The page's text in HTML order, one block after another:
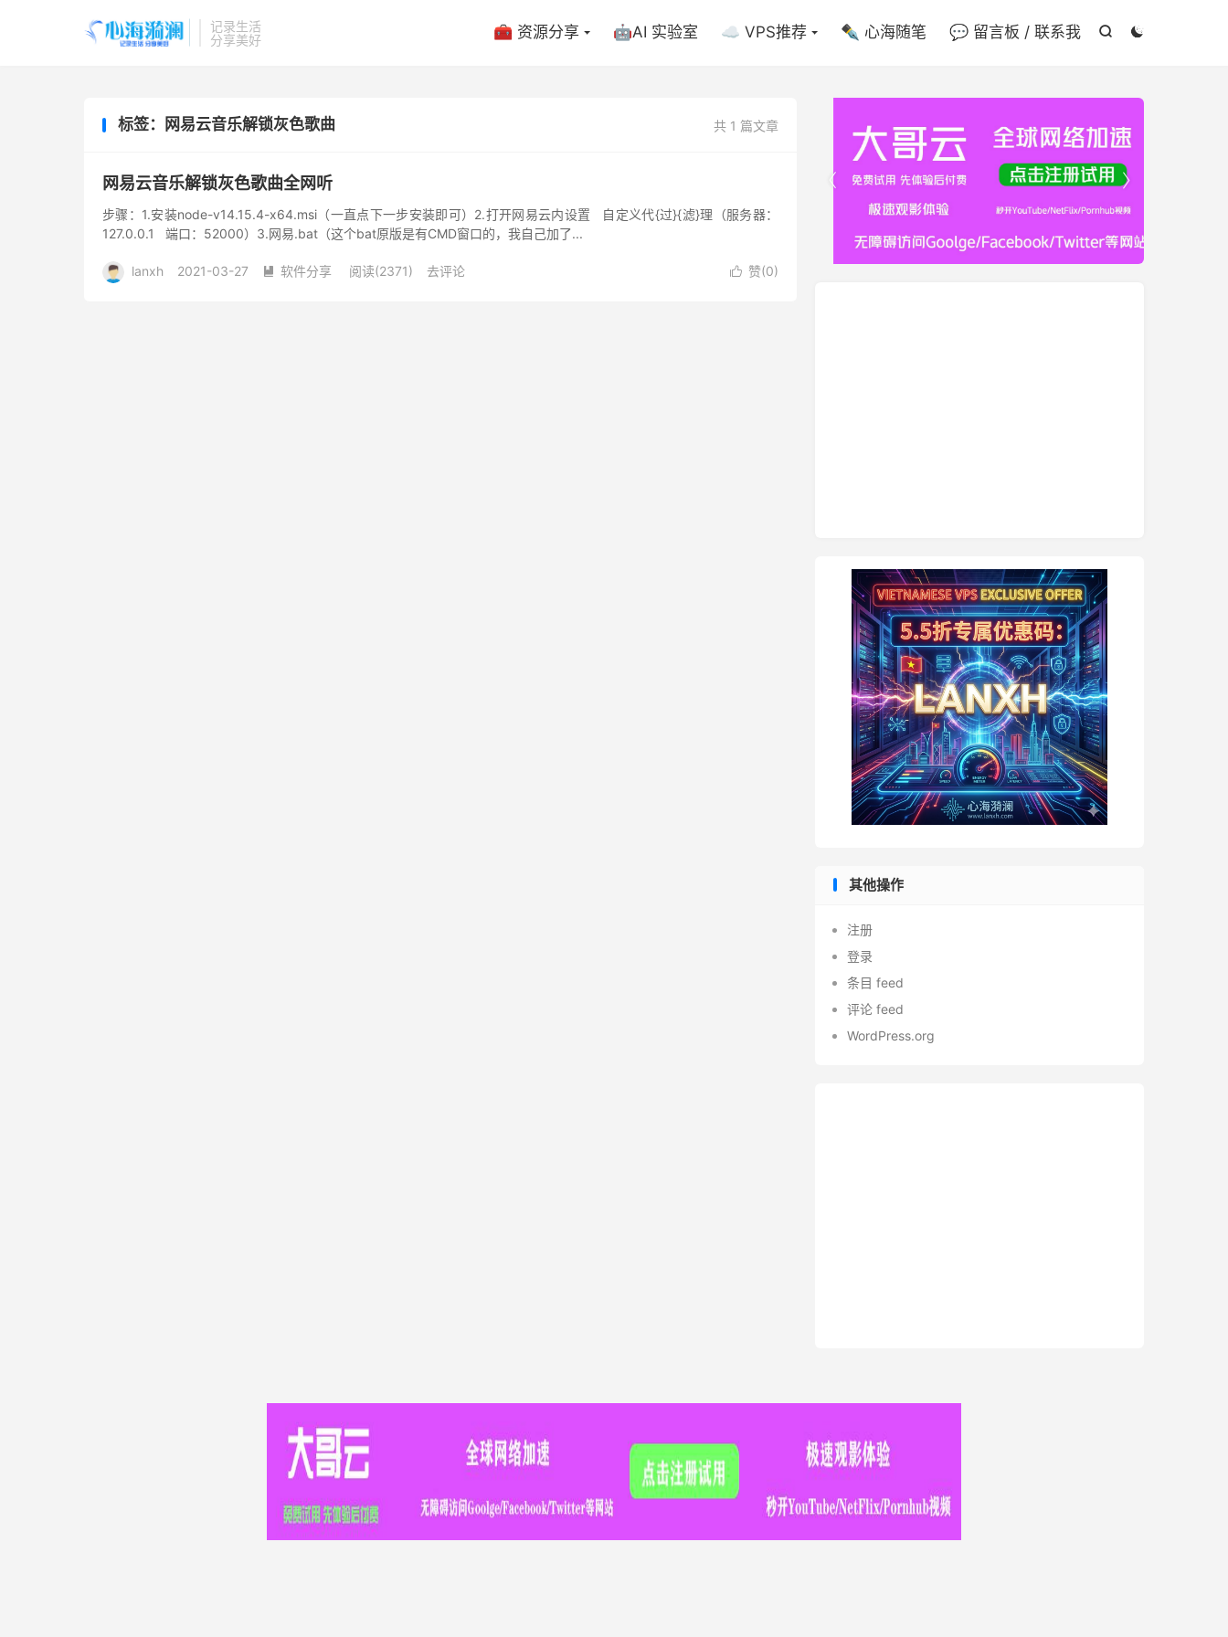
记录生活
分享美好


🧰 资源分享 🤖AI 实验室 ☁️ VPS推荐 ✒️ 心海随笔 💬 留言板 / 联系我
共 1 篇文章
标签：网易云音乐解锁灰色歌曲
网易云音乐解锁灰色歌曲全网听
步骤：1.安装node-v14.15.4-x64.msi（一直点下一步安装即可）2.打开网易云内设置 自定义代{过}{滤}理（服务器：
127.0.0.1 端口：52000）3.网易.bat（这个bat原版是有CMD窗口的，我自己加了...
 赞(0)
lanxh 2021-03-27  软件分享 阅读(2371) 去评论


其他操作
注册
登录
条目 feed
评论 feed
WordPress.org